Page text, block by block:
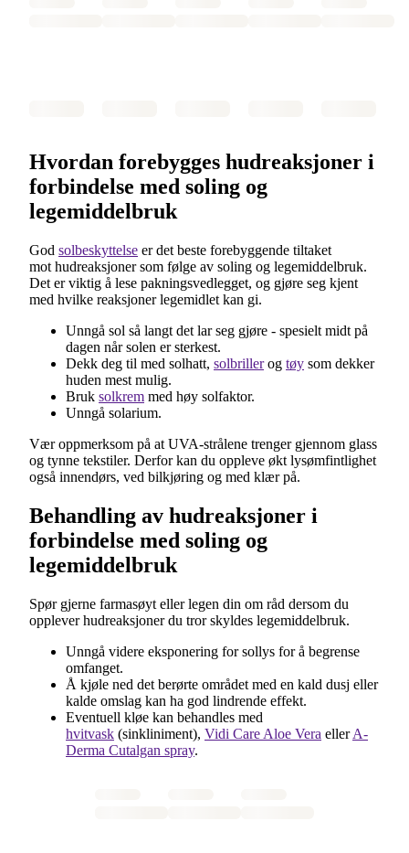
Hvordan forebygges hudreaksjoner i
forbindelse med soling og
legemiddelbruk
God solbeskyttelse er det beste forebyggende tiltaket
mot hudreaksjoner som følge av soling og legemiddelbruk.
Det er viktig å lese pakningsvedlegget, og gjøre seg kjent
med hvilke reaksjoner legemidlet kan gi.
Unngå sol så langt det lar seg gjøre - spesielt midt på
dagen når solen er sterkest.
Dekk deg til med solhatt, solbrillerog tøy som dekker
huden mest mulig.
Bruk solkrem med høy solfaktor.
Unngå solarium.
Vær oppmerksom på at UVA-strålene trenger gjennom glass
og tynne tekstiler. Derfor kan du oppleve økt lysømfintlighet
også innendørs, ved bilkjøring og med klær på.
Behandling av hudreaksjoner i
forbindelse med soling og
legemiddelbruk
Spør gjerne farmasøyt eller legen din om råd dersom du
opplever hudreaksjoner du tror skyldes legemiddelbruk.
Unngå videre eksponering for sollys for å begrense
omfanget.
Å kjøle ned det berørte området med en kald dusj eller
kalde omslag kan ha god lindrende effekt.
Eventuell kløe kan behandles med
hvitvask (sinkliniment), Vidi Care Aloe Vera ellerA-
Derma Cutalgan spray.